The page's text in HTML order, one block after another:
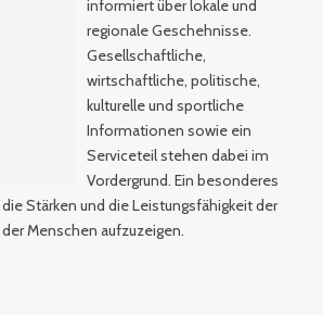
informiert über lokale und
regionale Geschehnisse.
Gesellschaftliche,
wirtschaftliche, politische,
kulturelle und sportliche
Informationen sowie ein
Serviceteil stehen dabei im
Vordergrund. Ein besonderes
Stärken und die Leistungsfähigkeit der
Menschen aufzuzeigen.